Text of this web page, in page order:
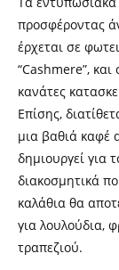
προσφέροντας
έρχεται σε
“Cashmere”, και
κανάτες
Επίσης,
μια βαθιά καφέ
δημιουργεί για
διακοσμητικά
καλάθια θα
για λουλούδια,
τραπεζιού.